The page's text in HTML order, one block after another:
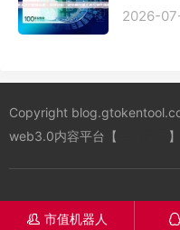
2026-
Copyright
web3.0内容平台【
󦋱 市值机器人 󦊱